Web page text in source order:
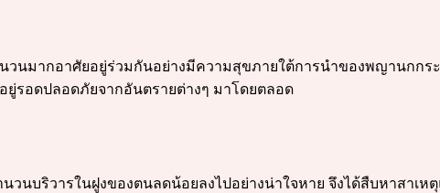
นมากอาศัยอยู่ร่วมกันอย่างมีความสุขภายใต้การนำของพญานกกร
ยู่รอดปลอดภัยจากอันตรายต่างๆ มาโดยตลอด
วนบริวารในฝูงของตนลดน้อยลงไปอย่างน่าใจหาย จึงได้สืบหาสา